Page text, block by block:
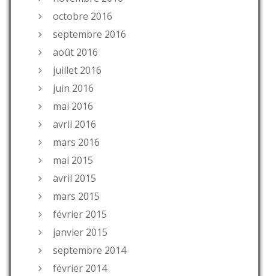
octobre 2016
septembre 2016
août 2016
juillet 2016
juin 2016
mai 2016
avril 2016
mars 2016
mai 2015
avril 2015
mars 2015
février 2015
janvier 2015
septembre 2014
février 2014